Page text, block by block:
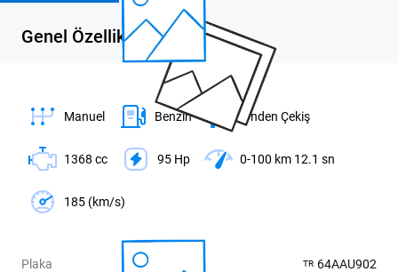
Genel Özellikler
Manuel Benzin Önden Çekiş
1368 cc 95 Hp 0-100 km 12.1 sn
185 (km/s)
Plaka TR 64AAU902